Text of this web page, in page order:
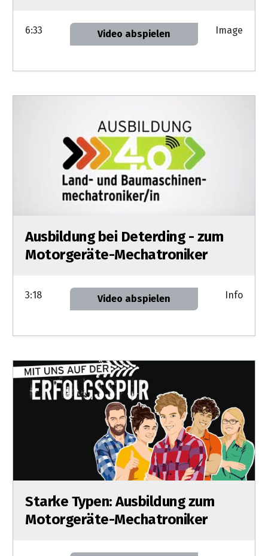
6:33 Video abspielen Image
Ausbildung bei Deterding - zum
Motorgeräte-Mechatroniker
3:18 Video abspielen Info
Starke Typen: Ausbildung zum
Motorgeräte-Mechatroniker